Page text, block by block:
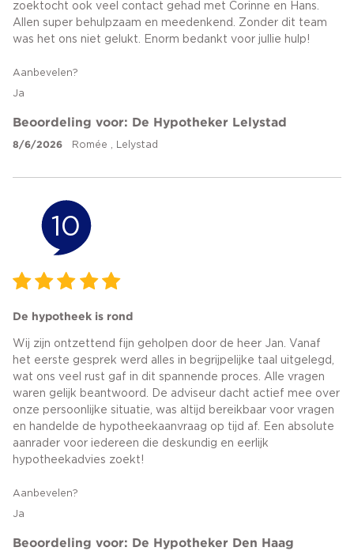
zoektocht ook veel contact gehad met Corinne en Hans.
Allen super behulpzaam en meedenkend. Zonder dit team
was het ons niet gelukt. Enorm bedankt voor jullie hulp!
Aanbevelen?
Ja
Beoordeling voor: De Hypotheker Lelystad
8/6/2026 Romée , Lelystad
10
De hypotheek is rond
Wij zijn ontzettend fijn geholpen door de heer Jan. Vanaf
het eerste gesprek werd alles in begrijpelijke taal uitgelegd,
wat ons veel rust gaf in dit spannende proces. Alle vragen
waren gelijk beantwoord. De adviseur dacht actief mee over
onze persoonlijke situatie, was altijd bereikbaar voor vragen
en handelde de hypotheekaanvraag op tijd af. Een absolute
aanrader voor iedereen die deskundig en eerlijk
hypotheekadvies zoekt!
Aanbevelen?
Ja
Beoordeling voor: De Hypotheker Den Haag